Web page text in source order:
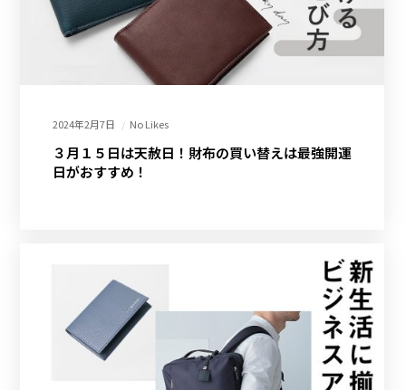
2024年2月7日 No Likes
３月１５日は天赦日！財布の買い替えは最強開運
日がおすすめ！